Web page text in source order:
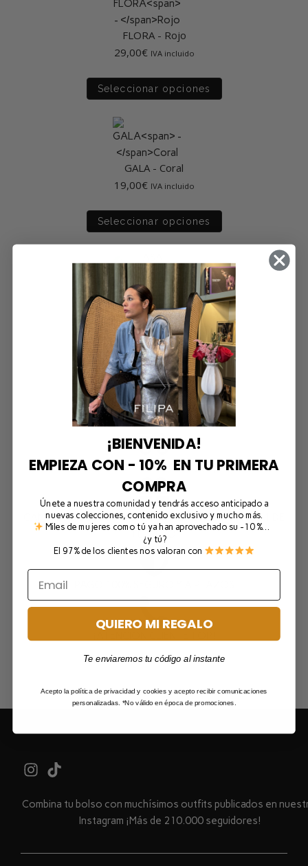
FLORA- Rojo
29,00€ IVA incluido
Seleccionar opciones
GALA- Coral
19,00€ IVA incluido
Seleccionar opciones
ASA MILA-Gris
12,00 € IVA incluido
Seleccionar opciones
ENVÍO GRATIS Y SÚPER RÁPIDO (UE) (A partir de 65 €)
CAMBIOS & DEVOLUCIONES AMPLIADAS HASTA EL 1 DE
FEBRERO
Combina tu bolso con muchísimos outfits publicados en
Instagram ¡Más de 210.000 seguidores!
¡BIENVENIDA!
EMPIEZA CON - 10% EN TU PRIMERA
COMPRA
Únete a nuestra comunidad y tendrás acceso anticipado a
nuevas colecciones, contenido exclusivo y mucho más.
Miles de mujeres como tú ya han aprovechado su -10 %…
¿y tú?
El 97% de los clientes nos valoran con
QUIERO MI REGALO
Te enviaremos tu código al instante
Acepto la política de privacidad y cookies y acepto recibir comunicaciones
personalizadas. *No válido en época de promociones.